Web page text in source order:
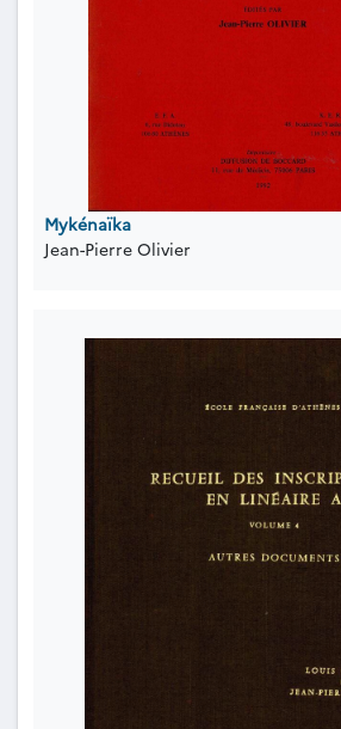
Mykénaïka
Jean-Pierre Olivier